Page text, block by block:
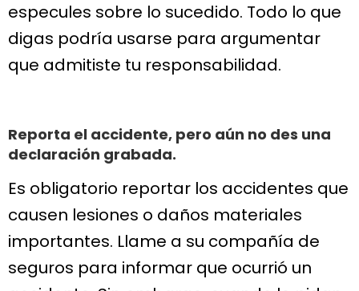
especules sobre lo sucedido. Todo lo que
digas podría usarse para argumentar
que admitiste tu responsabilidad.
Reporta el accidente, pero aún no des una
declaración grabada.
Es obligatorio reportar los accidentes que
causen lesiones o daños materiales
importantes. Llame a su compañía de
seguros para informar que ocurrió un